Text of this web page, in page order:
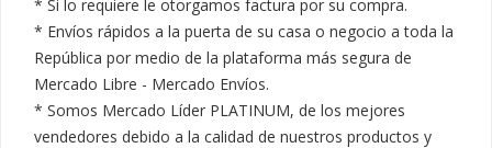
* Si lo requiere le otorgamos factura por su compra.
* Envíos rápidos a la puerta de su casa o negocio a toda la
República por medio de la plataforma más segura de
Mercado Libre - Mercado Envíos.
* Somos Mercado Líder PLATINUM, de los mejores
vendedores debido a la calidad de nuestros productos y